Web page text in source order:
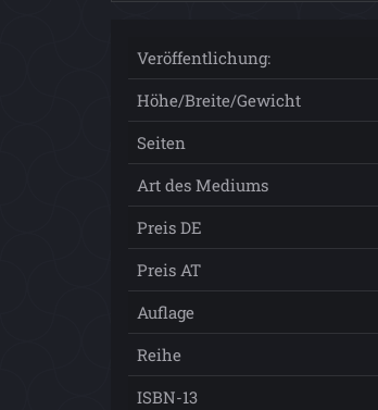
Veröffentlichung:
Höhe/Breite/Gewicht
Seiten
Art des Mediums
Preis DE
Preis AT
Auflage
Reihe
ISBN-13